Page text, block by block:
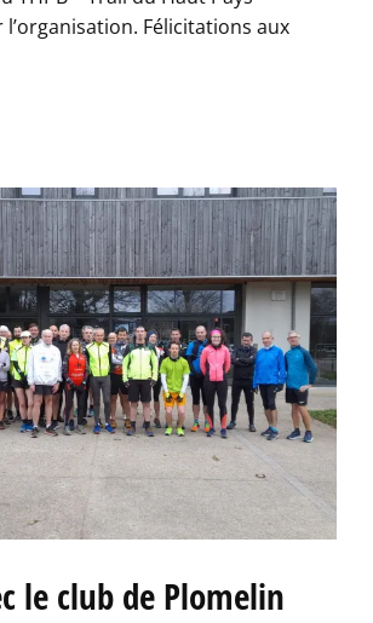
Félicitations aux
le club de Plomelin